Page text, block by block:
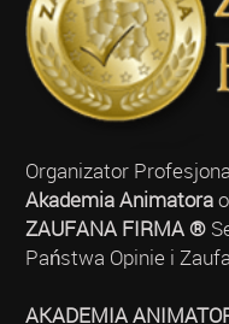
Organizator
Akademia Animatora
ZAUFANA FIRMA ®
Państwa Opinie i
AKADEMIA